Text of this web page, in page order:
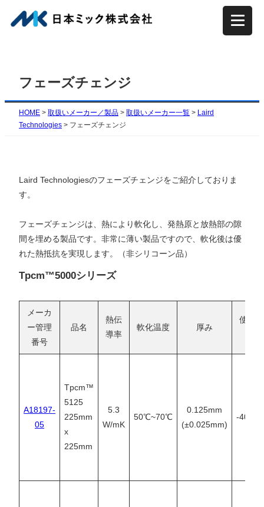
容
プ
フェーズチェンジ
HOME > 取扱いメーカー／製品 > 取扱いメーカー一覧 > Laird
Technologies > フェーズチェンジ
Laird Technologiesのフェーズチェンジをご紹介しておりま
す。
フェーズチェンジは、熱により軟化し、発熱原と放熱部の隙
間を埋める製品です。非常に薄い製品ですので、軟化後は優
れた熱抵抗を実現します。（非シリコーン品）
Tpcm™5000シリーズ
メーカ
ー管理
番号
品名
熱伝
導率
軟化温度 厚み
使用
A18197-
05
Tpcm™
5125
225mm
x
225mm
5.3
W/mK
50℃~70℃
0.125mm
(±0.025mm)
-